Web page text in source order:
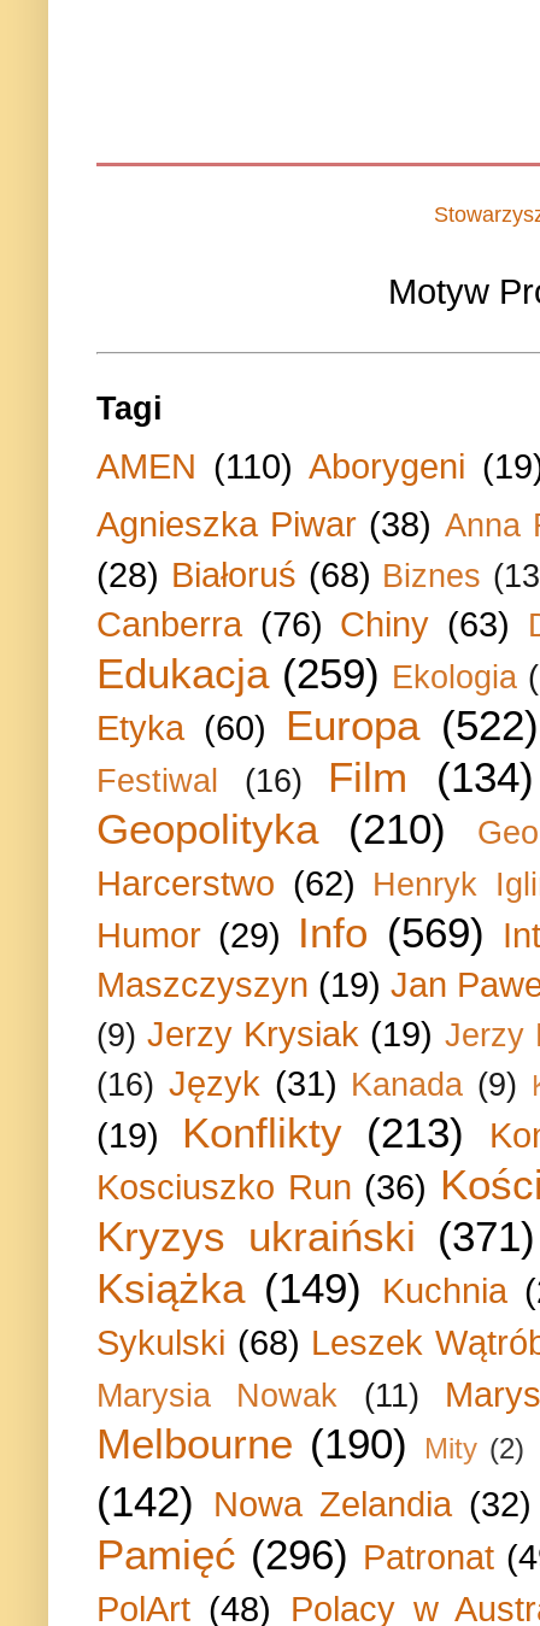
Motyw
Tagi
AMEN (110) Aborygeni
Agnieszka Piwar (38) Anna
(28) Białoruś (68) Biznes
Canberra (76) Chiny (63)
Edukacja (259) Ekologia
Etyka (60) Europa (522)
Festiwal (16) Film
(134)
Geopolityka
(210)
Harcerstwo (62) Henryk
Humor (29) Info (569)
Maszczyszyn (19) Jan
(9) Jerzy Krysiak (19) Jerzy
(16) Język (31) Kanada (9)
(19) Konflikty (213)
Kosciuszko Run (36)
Kryzys ukraiński (371)
Książka (149) Kuchnia
Sykulski (68) Leszek
Marysia Nowak (11)
Melbourne (190) Mity (2)
(142) Nowa Zelandia (32)
Pamięć (296) Patronat
PolArt (48) Polacy w